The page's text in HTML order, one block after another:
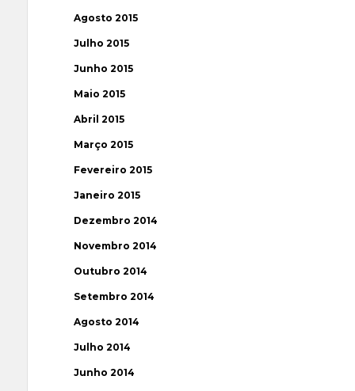
Agosto 2015
Julho 2015
Junho 2015
Maio 2015
Abril 2015
Março 2015
Fevereiro 2015
Janeiro 2015
Dezembro 2014
Novembro 2014
Outubro 2014
Setembro 2014
Agosto 2014
Julho 2014
Junho 2014